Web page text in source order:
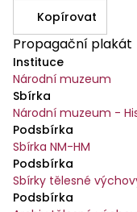
Kopírovat
Propagační plakát
Instituce
Národní muzeum
Sbírka
Národní muzeum -
Podsbírka
Sbírka NM-HM
Podsbírka
Sbírky tělesné
Podsbírka